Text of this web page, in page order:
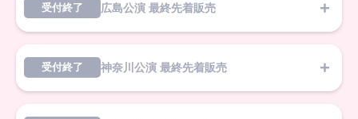
受付終了 広島公演 最終先着販売
受付終了 神奈川公演 最終先着販売